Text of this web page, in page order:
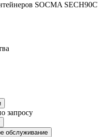
SOCMA
запросу
обслуживание